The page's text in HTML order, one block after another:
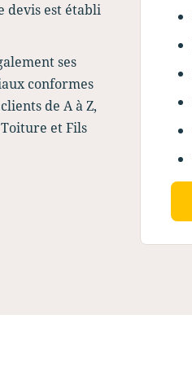
devis est établi
ses
conformes
de A à Z,
et Fils